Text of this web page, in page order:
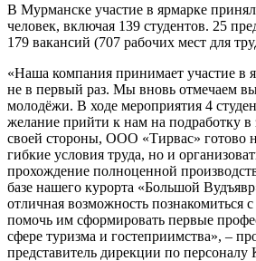
В Мурманске участие в ярмарке
человек, включая 139 студентов. 25
179 вакансий (707 рабочих мест для
«Наша компания принимает участие в
не в первый раз. Мы вновь отмечаем
молодёжи. В ходе мероприятия 4
желание прийти к нам на подработку
своей стороны, ООО «Тирвас» готово
гибкие условия труда, но и
прохождение полноценной
базе нашего курорта «Большой
отличная возможность познакомиться
помочь им сформировать первые
сфере туризма и гостеприимства», –
представитель дирекции по